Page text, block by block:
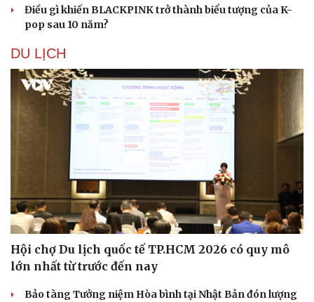
Dinh dưỡng - món ngon
Sản phụ khoa
Nhi khoa
Nam khoa
Làm đẹp - giảm cân
Phòng mạch online
Ăn sạch sống khỏe
Đời sống
Nhà đẹp
Tình yêu - Gia đình
Điều gì khiến BLACKPINK trở thành biểu tượng của K-
pop sau 10 năm?
DU LỊCH
Hội chợ Du lịch quốc tế TP.HCM 2026 có quy mô
lớn nhất từ trước đến nay
Bảo tàng Tưởng niệm Hòa bình tại Nhật Bản đón lượng